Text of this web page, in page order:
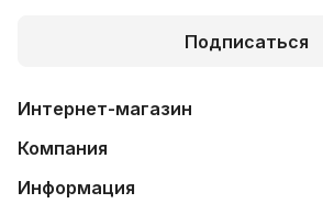
Подписаться
Интернет-магазин
Компания
Информация